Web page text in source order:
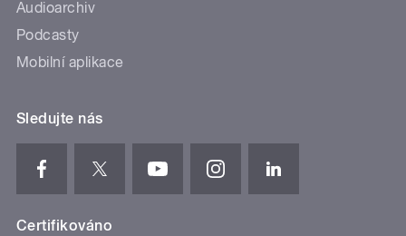
Audioarchiv
Podcasty
Mobilní aplikace
Sledujte nás
Certifikováno